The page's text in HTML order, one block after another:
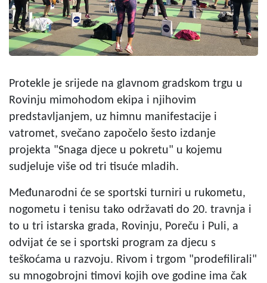
Protekle je srijede na glavnom gradskom trgu u
Rovinju mimohodom ekipa i njihovim
predstavljanjem, uz himnu manifestacije i
vatromet, svečano započelo šesto izdanje
projekta "Snaga djece u pokretu" u kojemu
sudjeluje više od tri tisuće mladih.
Međunarodni će se sportski turniri u rukometu,
nogometu i tenisu tako održavati do 20. travnja i
to u tri istarska grada, Rovinju, Poreču i Puli, a
odvijat će se i sportski program za djecu s
teškoćama u razvoju. Rivom i trgom "prodefilirali"
su mnogobrojni timovi kojih ove godine ima čak